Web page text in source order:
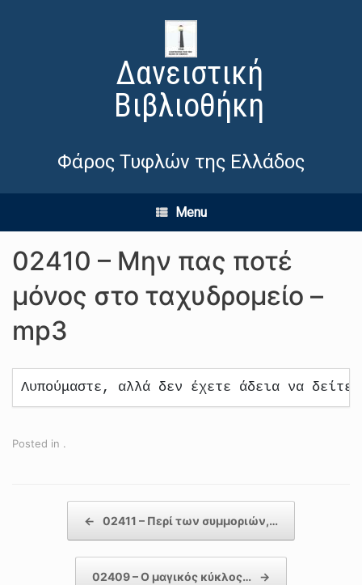
Δανειστική
Βιβλιοθήκη
Φάρος Τυφλών της Ελλάδος
Menu
02410 – Μην πας ποτέ
μόνος στο ταχυδρομείο –
mp3
Λυπούμαστε, αλλά δεν έχετε άδεια να δείτε
Posted in .
← 02411 – Περί των συμμοριών,…
02409 – Ο μαγικός κύκλος… →